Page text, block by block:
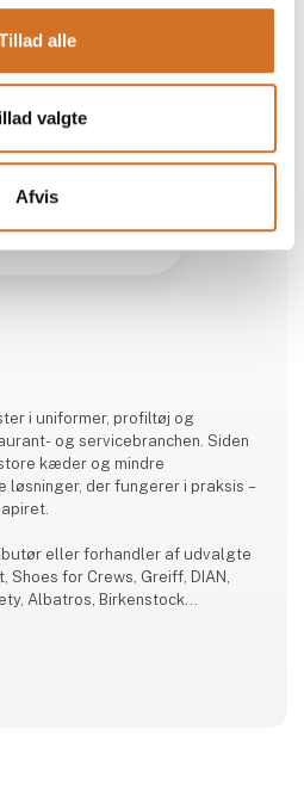
alle
valgte
Afvis
i uniformer, profiltøj og
og servicebranchen. Siden
kæder og mindre
løsninger, der fungerer i praksis –
eller forhandler af udvalgte
Shoes for Crews, Greiff, DIAN,
Albatros, Birkenstock
på personlig rådgivning,
og på at uniformer og arbejdssko